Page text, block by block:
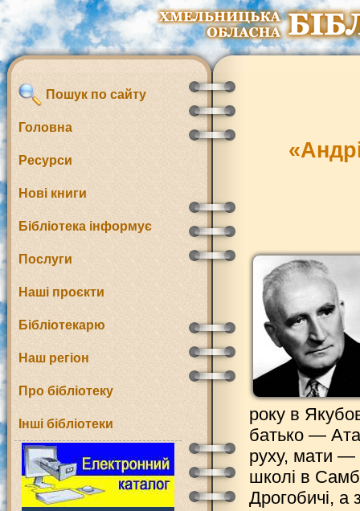
Пошук по сайту
Головна
Ресурси
Нові книги
Бібліотека інформує
Послуги
Наші проєкти
Бібліотекарю
Наш регіон
Про бібліотеку
Інші бібліотеки
року в
батько —
руху, мати —
школі в
Дрогобичі, а